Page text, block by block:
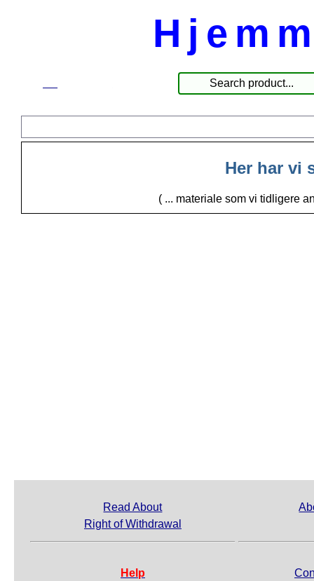
Her har vi
( ... materiale som vi tidligere
Read About
Right of Withdrawal
Help